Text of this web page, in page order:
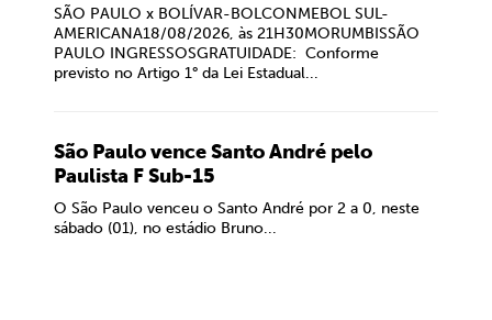
SÃO PAULO x BOLÍVAR-BOLCONMEBOL SUL-
AMERICANA18/08/2026, às 21H30MORUMBISSÃO
PAULO INGRESSOSGRATUIDADE: Conforme
previsto no Artigo 1° da Lei Estadual...
São Paulo vence Santo André pelo
Paulista F Sub-15
O São Paulo venceu o Santo André por 2 a 0, neste
sábado (01), no estádio Bruno...